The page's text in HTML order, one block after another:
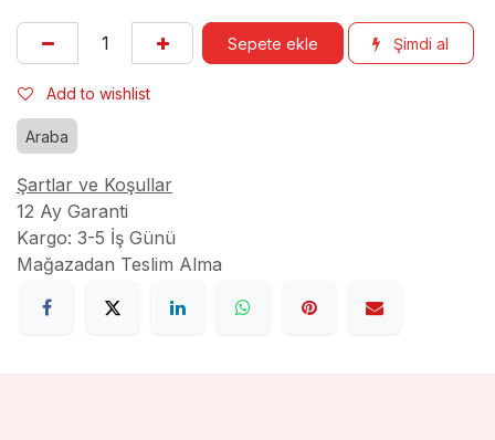
Sepete ekle Şimdi al
Add to wishlist
Araba
Şartlar ve Koşullar
12 Ay Garanti
Kargo: 3-5 İş Günü
Mağazadan Teslim Alma